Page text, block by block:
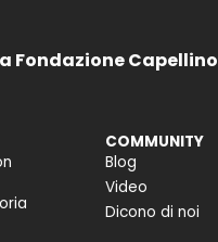
Fondazione Capellino
COMMUNITY
Blog
Video
Dicono di noi